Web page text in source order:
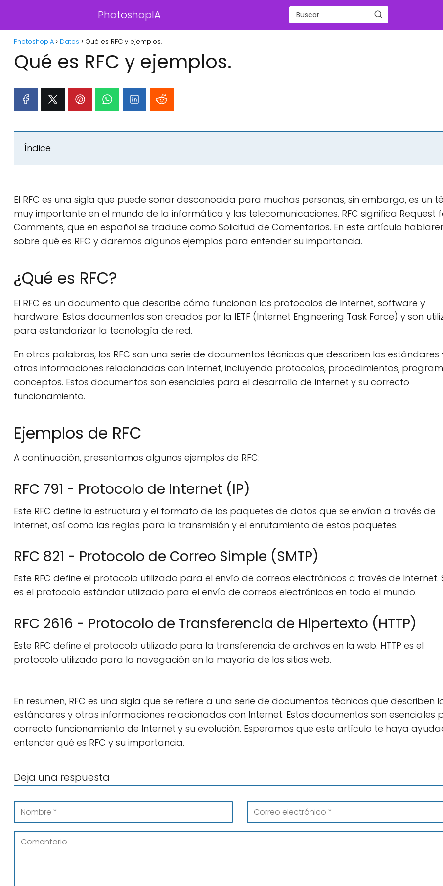
PhotoshopIA
PhotoshopIA Datos Qué es RFC y ejemplos.
Qué es RFC y ejemplos.
Índice
El RFC es una sigla que puede sonar desconocida para muchas personas, sin embargo, es un
muy importante en el mundo de la informática y las telecomunicaciones. RFC significa Request
Comments, que en español se traduce como Solicitud de Comentarios. En este artículo
sobre qué es RFC y daremos algunos ejemplos para entender su importancia.
¿Qué es RFC?
El RFC es un documento que describe cómo funcionan los protocolos de Internet, software y
hardware. Estos documentos son creados por la IETF (Internet Engineering Task Force) y son
para estandarizar la tecnología de red.
En otras palabras, los RFC son una serie de documentos técnicos que describen los estándares
otras informaciones relacionadas con Internet, incluyendo protocolos, procedimientos,
conceptos. Estos documentos son esenciales para el desarrollo de Internet y su correcto
funcionamiento.
Ejemplos de RFC
A continuación, presentamos algunos ejemplos de RFC:
RFC 791 - Protocolo de Internet (IP)
Este RFC define la estructura y el formato de los paquetes de datos que se envían a través de
Internet, así como las reglas para la transmisión y el enrutamiento de estos paquetes.
RFC 821 - Protocolo de Correo Simple (SMTP)
Este RFC define el protocolo utilizado para el envío de correos electrónicos a través de Internet.
es el protocolo estándar utilizado para el envío de correos electrónicos en todo el mundo.
RFC 2616 - Protocolo de Transferencia de Hipertexto (HTTP)
Este RFC define el protocolo utilizado para la transferencia de archivos en la web. HTTP es el
protocolo utilizado para la navegación en la mayoría de los sitios web.
En resumen, RFC es una sigla que se refiere a una serie de documentos técnicos que describen
estándares y otras informaciones relacionadas con Internet. Estos documentos son esenciales
correcto funcionamiento de Internet y su evolución. Esperamos que este artículo te haya
entender qué es RFC y su importancia.
Deja una respuesta